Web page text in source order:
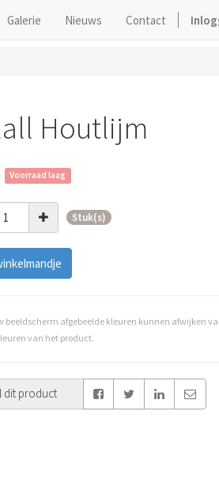
Galerie Nieuws Contact
Houtlijm
Voorraad laag
Stuk(s)
beeldscherm afgebeelde kleuren kunnen afwijken
van het product.
dit product